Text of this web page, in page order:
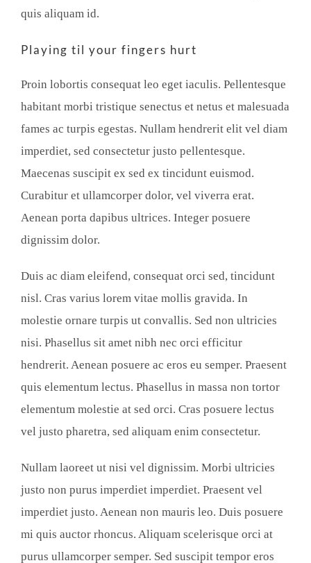
quis aliquam id.
Playing til your fingers hurt
Proin lobortis consequat leo eget iaculis. Pellentesque
habitant morbi tristique senectus et netus et malesuada
fames ac turpis egestas. Nullam hendrerit elit vel diam
imperdiet, sed consectetur justo pellentesque.
Maecenas suscipit ex sed ex tincidunt euismod.
Curabitur et ullamcorper dolor, vel viverra erat.
Aenean porta dapibus ultrices. Integer posuere
dignissim dolor.
Duis ac diam eleifend, consequat orci sed, tincidunt
nisl. Cras varius lorem vitae mollis gravida. In
molestie ornare turpis ut convallis. Sed non ultricies
nisi. Phasellus sit amet nibh nec orci efficitur
hendrerit. Aenean posuere ac eros eu semper. Praesent
quis elementum lectus. Phasellus in massa non tortor
elementum molestie at sed orci. Cras posuere lectus
vel justo pharetra, sed aliquam enim consectetur.
Nullam laoreet ut nisi vel dignissim. Morbi ultricies
justo non purus imperdiet imperdiet. Praesent vel
imperdiet justo. Aenean non mauris leo. Duis posuere
mi quis auctor rhoncus. Aliquam scelerisque orci at
purus ullamcorper semper. Sed suscipit tempor eros